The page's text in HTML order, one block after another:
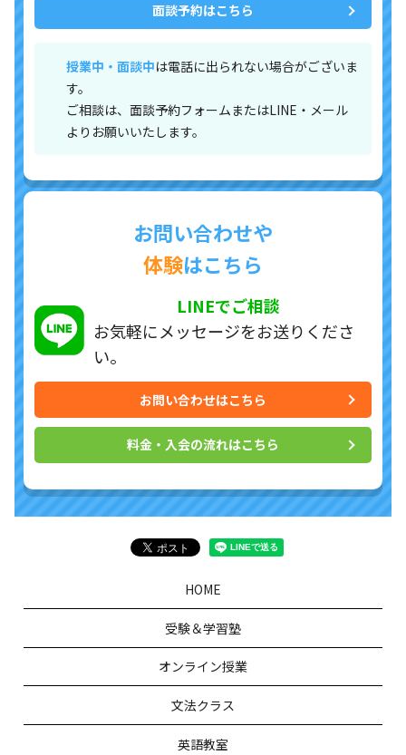
面談予約はこちら
授業中・面談中は電話に出られない場合がございま
す。
ご相談は、面談予約フォームまたはLINE・メール
よりお願いいたします。
お問い合わせや
体験はこちら
LINEでご相談
お気軽にメッセージをお送りくださ
い。
お問い合わせはこちら
料金・入会の流れはこちら
HOME
受験＆学習塾
オンライン授業
文法クラス
英語教室